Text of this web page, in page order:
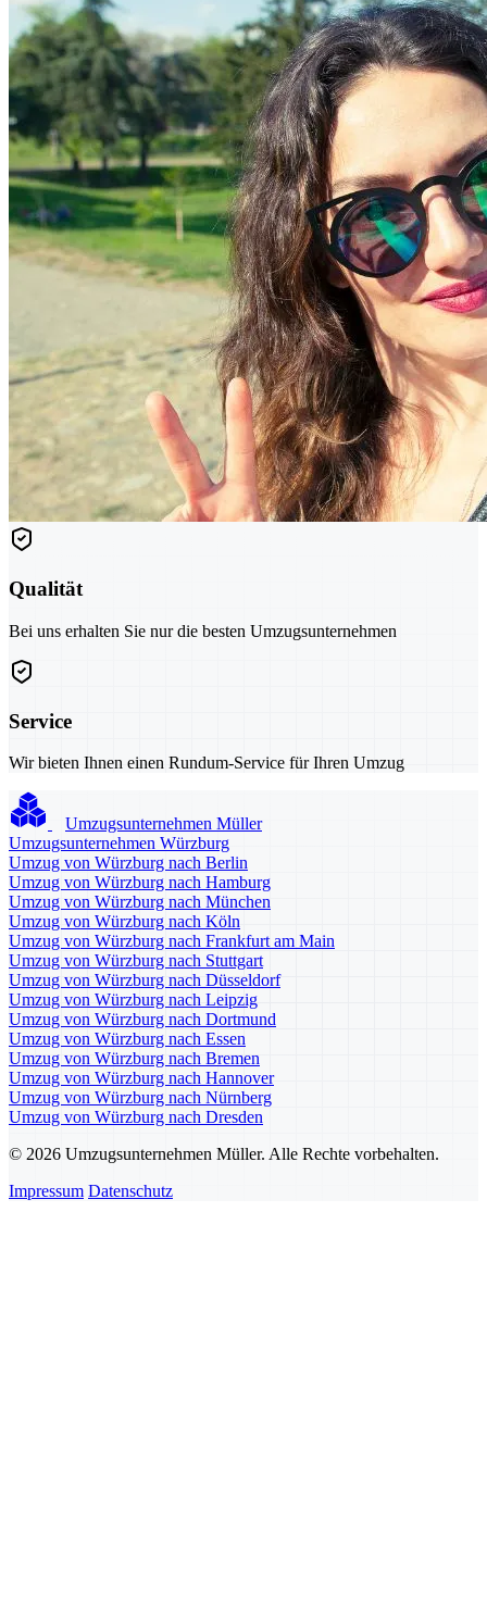
Qualität
Bei uns erhalten Sie nur die besten Umzugsunternehmen
Service
Wir bieten Ihnen einen Rundum-Service für Ihren Umzug
Umzugsunternehmen Müller
Umzugsunternehmen Würzburg
Umzug von Würzburg nach Berlin
Umzug von Würzburg nach Hamburg
Umzug von Würzburg nach München
Umzug von Würzburg nach Köln
Umzug von Würzburg nach Frankfurt am Main
Umzug von Würzburg nach Stuttgart
Umzug von Würzburg nach Düsseldorf
Umzug von Würzburg nach Leipzig
Umzug von Würzburg nach Dortmund
Umzug von Würzburg nach Essen
Umzug von Würzburg nach Bremen
Umzug von Würzburg nach Hannover
Umzug von Würzburg nach Nürnberg
Umzug von Würzburg nach Dresden
© 2026 Umzugsunternehmen Müller. Alle Rechte vorbehalten.
Impressum Datenschutz